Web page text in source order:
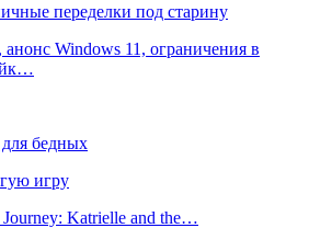
переделки под старину
Windows 11, ограничения в
бедных
игру
Katrielle and the…